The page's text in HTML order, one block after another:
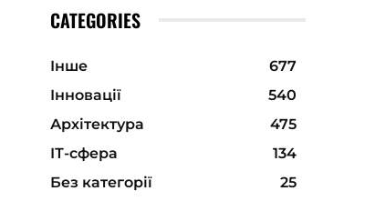
CATEGORIES
Інше
677
Інновації
540
Архітектура
475
ІТ-сфера
134
Без категорії
25